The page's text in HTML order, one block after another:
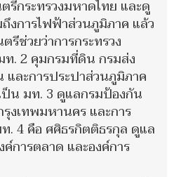
รีกระทรวงมหาดไทย และดู
งการไฟฟ้าส่วนภูมิภาค แล้ว
ช่วยว่าการกระทรวง
. 2 คุมกรมที่ดิน กรมส่ง
และการประปาส่วนภูมิภาค
น มท. 3 ดูแลกรมป้องกัน
งเทพมหานคร และการ
. 4 คือ ศศิธรกิตติธรกุล ดูแล
ารตลาด และองค์การ